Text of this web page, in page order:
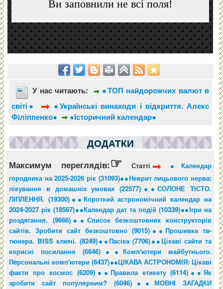
У нас читають:
●ТОП найдорожчих валют в
світі●
●Українські винаходи і відкриття. Алекс
Філіппенко●
●Історичний календар●
ДОДАТКИ
Максимум переглядів:☞ Статті
●Календар
городника на 2025-2026 рік (31093)●●Неврит лицьового нерва:
лікування в домашніх умовах (22577)● ●СОЛОНЕ ТІСТО.
ЛІПЛЕННЯ. (19300)● ●Короткий астрономічний календар на
2024-2027 рік (18567)●●Календар дат та подій (10339)●●Ігри на
роздягання. (9666)● ●Список безкоштовних конструкторів
сайтів. Зробити сайт безкоштовно (9015)● ●Прошивка тв-
тюнера. BISS ключі. (8249)● ●Пасіка (7706)● ●Цікаві сайти та
корисні посилання (6646)● ●Комп'ютери майбутнього.
Пeрсональні комп'ютери (6437)●●ЦІКАВА АСТРОНОМІЯ: Цікаві
факти про космос (6209)● ●Правила етикету (6114)● ●Як
зробити сайт популярним? (6046)● ●МОВНІ ЗАГАДКИ